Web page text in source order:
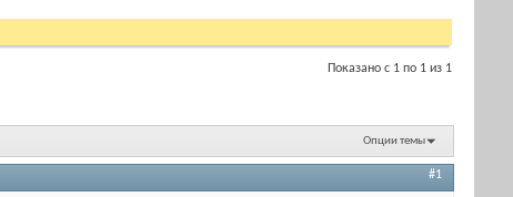
Показано с 1 по 1 из 1
Опции темы
#1